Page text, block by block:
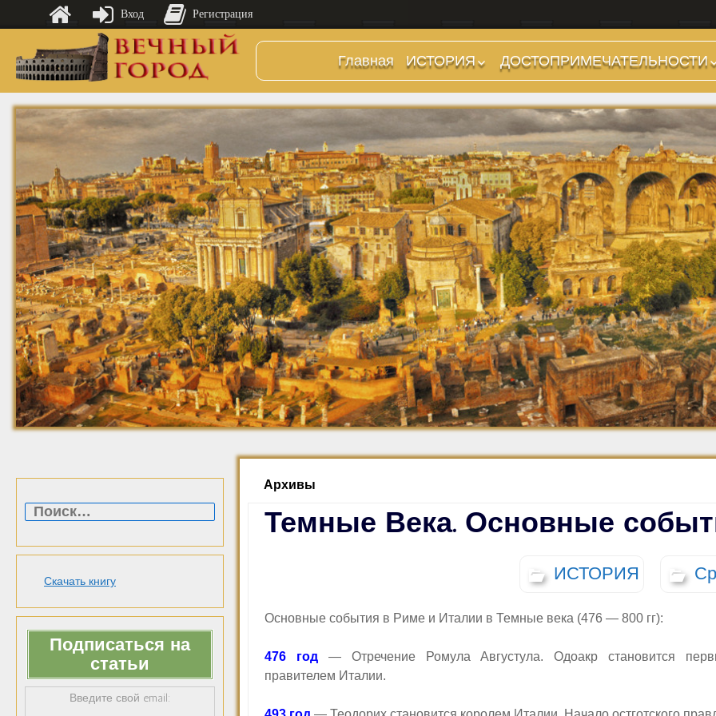
Главная
ИСТОРИЯ
Предыстория
Царский период
(753-509 гг до н.э.)
Ранняя Республика
(509-265 гг до н.э.)
Поздняя Республика
(264-27 гг до н.э.)
Империя. Принципат
(27 г до н.э. — 284 г
н.э.)
Империя. Доминат
(284-476 гг)
Темные Века. Готы
Темные Века.
Экзархат
Средневековье
Возрождение и
Барокко
ДОСТОПРИМЕЧАТЕЛЬНОСТИ
Холмы и остров.
Районы
Форумы, Площади,
Дороги
Стадионы, Термы
Музеи
Дохристианские
храмы
Христианские храмы,
базилики etc.
Дворцы
Арки, колонны и
обелиски
Фонтаны
Скачать книгу
Подписаться на
статьи
Введите свой email:
Архивы
Темные Века. Основные
ИСТОРИЯ
Основные события в Риме и Италии в Темные века (476 — 800 гг):
476 год— Отречение Ромула Августула. Одоакр становится
правителем Италии.
Вход Регистрация